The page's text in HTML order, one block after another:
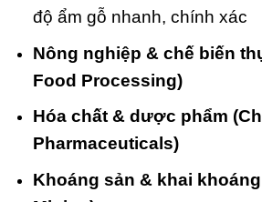
độ ẩm gỗ nhanh, chính xác
Nông nghiệp & chế biến
Food Processing)
Hóa chất & dược phẩm
Pharmaceuticals)
Khoáng sản & khai